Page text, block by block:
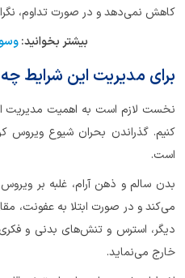
کاهش نمی‌دهد و در صورت تداوم،
بیشتر بخوانید:
برای مدیریت این شرایط
نخست لازم است به اهمیت مدیریت
کنیم. گذراندن بحران شیوع ویروس
است.
بدن سالم و ذهن آرام، غلبه بر
می‌کند و در صورت ابتلا به عفونت،
دیگر، استرس و تنش‌های بدنی و
خارج می‌نماید.